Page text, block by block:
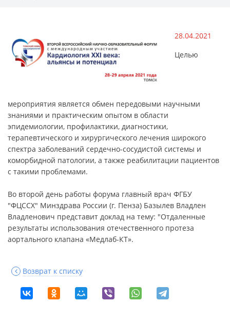
28.04.2021
Целью
мероприятия является обмен передовыми научными
знаниями и практическим опытом в области
эпидемиологии, профилактики, диагностики,
терапевтического и хирургического лечения широкого
спектра заболеваний сердечно-сосудистой системы и
коморбидной патологии, а также реабилитации пациентов
с такими проблемами.
Во второй день работы форума главный врач ФГБУ
"ФЦССХ" Минздрава России (г. Пенза) Базылев Владлен
Владленович представит доклад на тему: "Отдаленные
результаты использования отечественного протеза
аортального клапана «Медлаб-КТ».
Возврат к списку